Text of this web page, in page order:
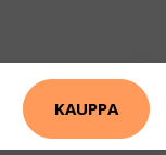
KAUPPA